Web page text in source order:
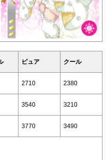
ピュア クール
2710 2380
3540 3210
3770 3490